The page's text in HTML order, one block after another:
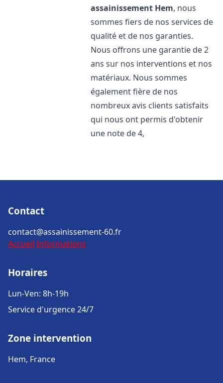
assainissement Hem, nous
sommes fiers de nos services de
qualité et de nos garanties.
Nous offrons une garantie de 2
ans sur nos interventions et nos
matériaux. Nous sommes
également fière de nos
nombreux avis clients satisfaits
qui nous ont permis d'obtenir
une note de 4,
Contact
contact@assainissement-60.fr
Accueil Informations
Horaires
Lun-Ven: 8h-19h
Service d'urgence 24/7
Zone intervention
Hem, France